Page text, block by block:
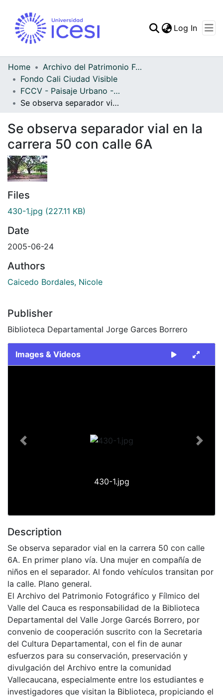
Log In
Home
Archivo del Patrimonio Fotográfico y Fílmico del Valle del Cauca
Fondo Cali Ciudad Visible
FCCV - Paisaje Urbano - Patrimonial
Se observa separador vial en la carrera 50 con calle 6A
Se observa separador vial en la
carrera 50 con calle 6A
Files
430-1.jpg (227.11 KB)
Date
2005-06-24
Authors
Caicedo Bordales, Nicole
Publisher
Biblioteca Departamental Jorge Garces Borrero
Images & Videos
430-1.jpg
Previous Next
Description
Se observa separador vial en la carrera 50 con calle
6A. En primer plano vía. Una mujer en compañía de
niños en el separador. Al fondo vehículos transitan por
la calle. Plano general.
El Archivo del Patrimonio Fotográfico y Fílmico del
Valle del Cauca es responsabilidad de la Biblioteca
Departamental del Valle Jorge Garcés Borrero, por
convenio de cooperación suscrito con la Secretaria
del Cultura Departamental, con el fin de aunar
esfuerzos para su conservación, preservación y
divulgación del Archivo entre la comunidad
Vallecaucana, especialmente entre los estudiantes e
investigadores que visitan la Biblioteca, propiciando el